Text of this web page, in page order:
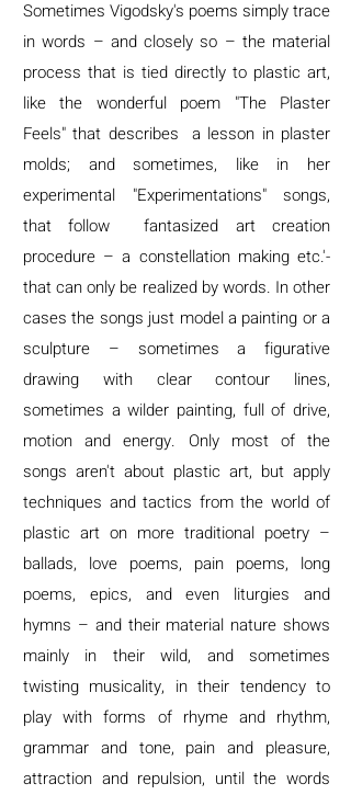
Sometimes Vigodsky's poems simply trace
in words – and closely so – the material
process that is tied directly to plastic art,
like the wonderful poem "The Plaster
Feels" that describes a lesson in plaster
molds; and sometimes, like in her
experimental "Experimentations" songs,
that follow fantasized art creation
procedure – a constellation making etc.'-
that can only be realized by words. In other
cases the songs just model a painting or a
sculpture – sometimes a figurative
drawing with clear contour lines,
sometimes a wilder painting, full of drive,
motion and energy. Only most of the
songs aren't about plastic art, but apply
techniques and tactics from the world of
plastic art on more traditional poetry –
ballads, love poems, pain poems, long
poems, epics, and even liturgies and
hymns – and their material nature shows
mainly in their wild, and sometimes
twisting musicality, in their tendency to
play with forms of rhyme and rhythm,
grammar and tone, pain and pleasure,
attraction and repulsion, until the words